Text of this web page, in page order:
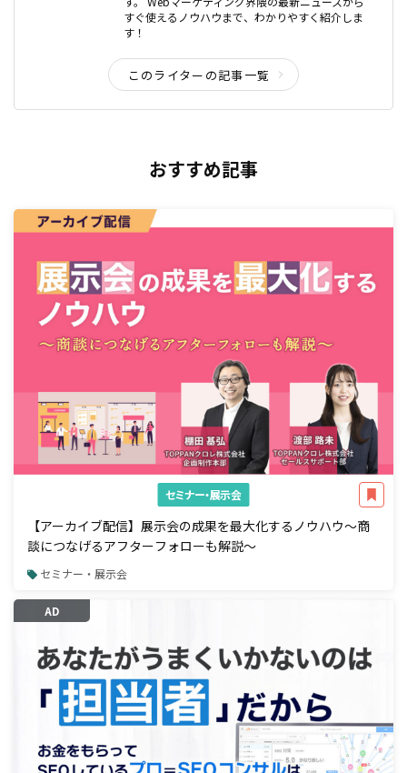
すぐ使えるノウハウまで、わかりやすく紹介しま
す！
このライターの記事一覧
おすすめ記事
セミナー・展示会
【アーカイブ配信】展示会の成果を最大化するノウハウ～商
談につなげるアフターフォローも解説～
セミナー・展示会
AD